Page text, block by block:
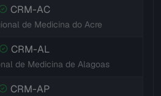
CRM-AC
de Medicina do Acre
CRM-AL
de Medicina de Alagoas
CRM-AP